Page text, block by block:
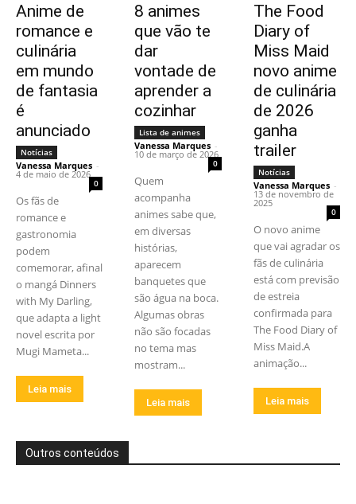
Anime de
romance e
culinária
em mundo
de fantasia
é
anunciado
Notícias
Vanessa Marques -
4 de maio de 2026
0
Os fãs de
romance e
gastronomia
podem
comemorar, afinal
o mangá Dinners
with My Darling,
que adapta a light
novel escrita por
Mugi Mameta...
Leia mais
8 animes
que vão te
dar
vontade de
aprender a
cozinhar
Lista de animes
Vanessa Marques -
10 de março de 2026
0
Quem
acompanha
animes sabe que,
em diversas
histórias,
aparecem
banquetes que
são água na boca.
Algumas obras
não são focadas
no tema mas
mostram...
Leia mais
The Food
Diary of
Miss Maid
novo anime
de culinária
de 2026
ganha
trailer
Notícias
Vanessa Marques -
13 de novembro de
2025
0
O novo anime
que vai agradar os
fãs de culinária
está com previsão
de estreia
confirmada para
The Food Diary of
Miss Maid.A
animação...
Leia mais
Outros conteúdos